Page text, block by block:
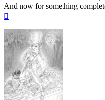
And now for something